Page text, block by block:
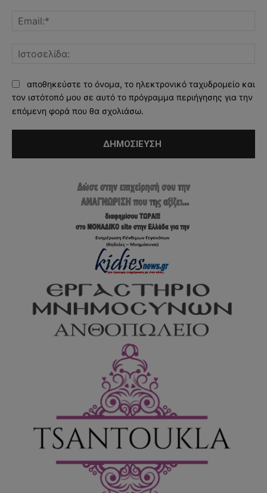
αποθηκεύστε το όνομα, το ηλεκτρονικό ταχυδρομείο και
τον ιστότοπό μου σε αυτό το πρόγραμμα περιήγησης για την
επόμενη φορά που θα σχολιάσω.